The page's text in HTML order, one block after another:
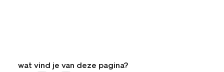
wat vind je van deze pagina?